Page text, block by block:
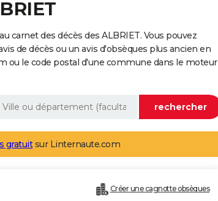
carnet des décès des ALBRIET. Vous pouvez
de décès ou un avis d'obsèques plus ancien en
ou le code postal d'une commune dans le moteur
gratuitsur Linternaute.com
Créer une cagnotte obsèques